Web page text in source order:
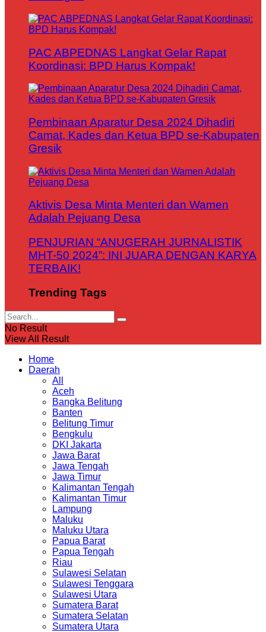
PAC ABPEDNAS Langkat Gelar Rapat
Koordinasi: BPD Harus Kompak!
Pembinaan Aparatur Desa 2024 Dihadiri
Camat, Kades dan Ketua BPD se-Kabupaten
Gresik
Aktivis Desa Minta Menteri dan Wamen
Adalah Pejuang Desa
PENJURIAN “ANUGERAH JURNALISTIK
MHT-50 2024”: INI JUARA DENGAN KARYA
TERBAIK!
Trending Tags
No Result
View All Result
Home
Daerah
All
Aceh
Bangka Belitung
Banten
Belitung Timur
Bengkulu
DKI Jakarta
Jawa Barat
Jawa Tengah
Jawa Timur
Kalimantan Tengah
Kalimantan Timur
Lampung
Maluku
Maluku Utara
Papua Barat
Papua Tengah
Riau
Sulawesi Selatan
Sulawesi Tenggara
Sulawesi Utara
Sumatera Barat
Sumatera Selatan
Sumatera Utara